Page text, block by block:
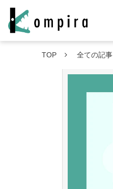
TOP 全ての記事